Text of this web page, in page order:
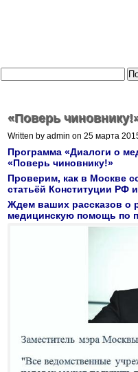
«Поверь
Written by admin on 25 марта
Программа «Диалоги о
«Поверь чиновнику!»
Проверим, как в Москве
статьёй Конституции РФ
Ждем ваших рассказов о
медицинскую помощь по